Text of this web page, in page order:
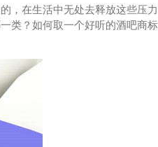
，在生活中无处去释放这些压
类？如何取一个好听的酒吧商